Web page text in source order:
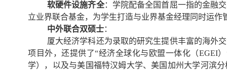
软硬件设施齐全：学院配备全国首屈一指的金融
立业界联合基金，为学生打造与业界基金经理同时运作
中外联合双硕士：
厦大经济学科还为录取的研究生提供丰富的海外
项目外，还提供了“经济全球化与欧盟一体化（EGEI
学），以及与美国福特汉姆大学、美国加州大学河滨